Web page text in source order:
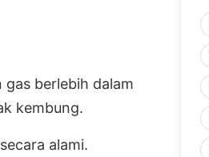
berlebih dalam
kembung.
alami.